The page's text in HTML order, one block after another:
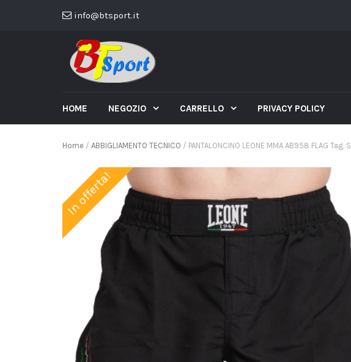
info@btsport.it
HOME NEGOZIO CARRELLO PRIVACY POLICY
Home / ABBIGLIAMENTO TECNICO / PANTALONCINO LEONE MMA AB958 FLAG Tag. S
In offerta!